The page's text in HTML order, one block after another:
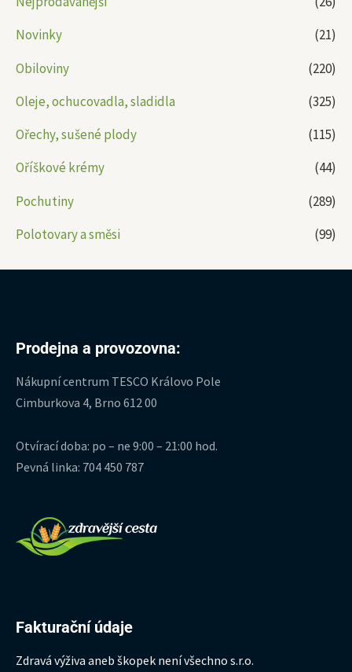
Novinky
(21)
Obiloviny
(220)
Oleje, ochucovadla, sladidla
(325)
Ořechy, sušené plody
(115)
Oříškové krémy
(44)
Pochutiny
(289)
Polotovary a směsi
(99)
Prodejna a provozovna:
Nákupní centrum TESCO Královo Pole
Cimburkova 4, Brno 612 00
Otvírací doba: po – ne 9:00 – 21:00 hod.
Pevná linka: 704 450 787
Fakturační údaje
Zdravá výživa aneb škopek není všechno s.r.o.